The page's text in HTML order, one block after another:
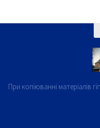
При копіюванні матеріалів